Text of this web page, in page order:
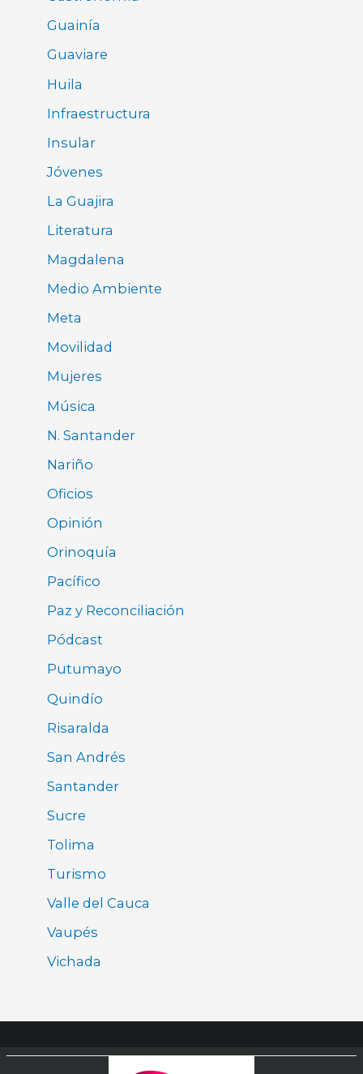
Guainía
Guaviare
Huila
Infraestructura
Insular
Jóvenes
La Guajira
Literatura
Magdalena
Medio Ambiente
Meta
Movilidad
Mujeres
Música
N. Santander
Nariño
Oficios
Opinión
Orinoquía
Pacífico
Paz y Reconciliación
Pódcast
Putumayo
Quindío
Risaralda
San Andrés
Santander
Sucre
Tolima
Turismo
Valle del Cauca
Vaupés
Vichada